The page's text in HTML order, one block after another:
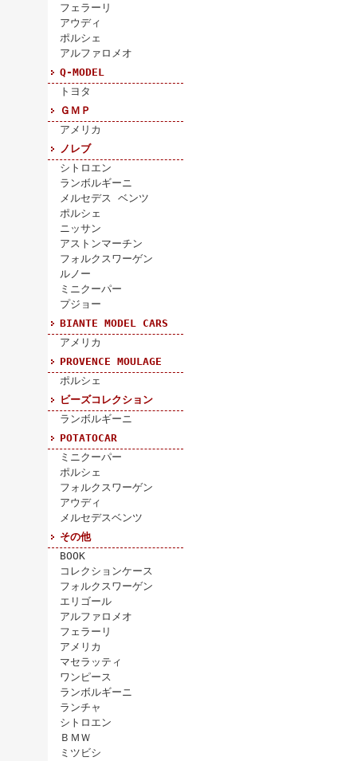
フェラーリ
アウディ
ポルシェ
アルファロメオ
Q-MODEL
トヨタ
ＧＭＰ
アメリカ
ノレブ
シトロエン
ランボルギーニ
メルセデス ベンツ
ポルシェ
ニッサン
アストンマーチン
フォルクスワーゲン
ルノー
ミニクーパー
プジョー
BIANTE MODEL CARS
アメリカ
PROVENCE MOULAGE
ポルシェ
ビーズコレクション
ランボルギーニ
POTATOCAR
ミニクーパー
ポルシェ
フォルクスワーゲン
アウディ
メルセデスベンツ
その他
BOOK
コレクションケース
フォルクスワーゲン
エリゴール
アルファロメオ
フェラーリ
アメリカ
マセラッティ
ワンピース
ランボルギーニ
ランチャ
シトロエン
ＢＭＷ
ミツビシ